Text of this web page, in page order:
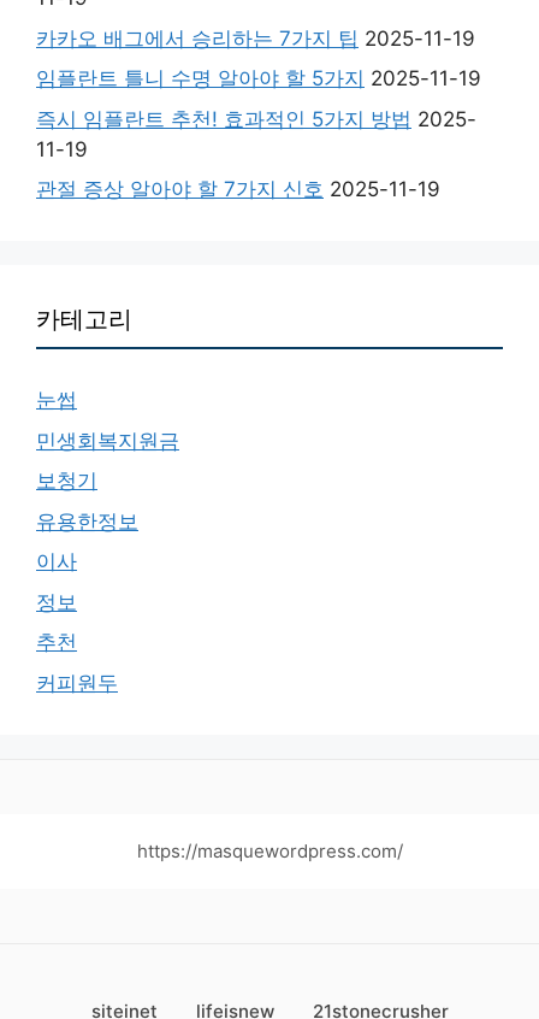
카카오 배그에서 승리하는 7가지 팁 2025-11-19
임플란트 틀니 수명 알아야 할 5가지 2025-11-19
즉시 임플란트 추천! 효과적인 5가지 방법 2025-
11-19
관절 증상 알아야 할 7가지 신호 2025-11-19
카테고리
눈썹
민생회복지원금
보청기
유용한정보
이사
정보
추천
커피원두
https://masquewordpress.com/
siteinet lifeisnew 21stonecrusher